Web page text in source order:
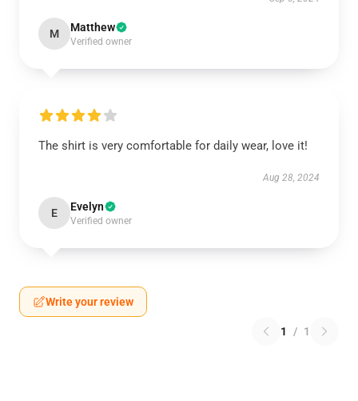
M Matthew
Verified owner
The shirt is very comfortable for daily wear, love it!
Aug 28, 2024
E Evelyn
Verified owner
Write your review
1 / 1